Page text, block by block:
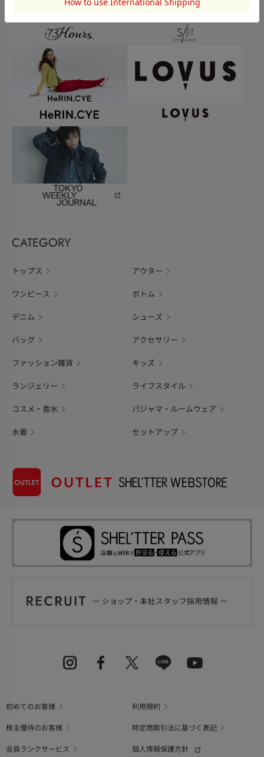
CATEGORY
トップス アウター
ワンピース ボトム
デニム シューズ
バッグ アクセサリー
ファッション雑貨 キッズ
ランジェリー ライフスタイル
コスメ・香水 パジャマ・ルームウェア
水着 セットアップ
初めてのお客様
利用規約
株主優待のお客様
特定商取引法に基づく表記
会員ランクサービス
個人情報保護方針